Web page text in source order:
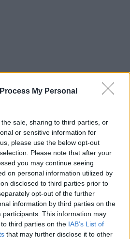
My Personal
sale, sharing to third parties, or
or sensitive information for
please use the below opt-out
Please note that after your
you may continue seeing
on personal information utilized by
disclosed to third parties prior to
opt-out of the further
information by third parties on the
participants. This information may
third parties on the IAB’s List of
that may further disclose it to other
gente y cero respuestas. <_< .
de que va, pero hay bastantes